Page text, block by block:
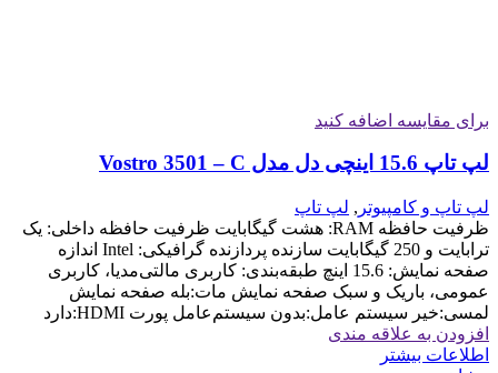
برای مقایسه اضافه کنید
لپ تاپ 15.6 اینچی دل مدل Vostro 3501 – C
لپ تاپ و کامپیوتر , لپ تاپ
ظرفیت حافظه RAM: هشت گیگابایت ظرفیت حافظه داخلی: یک
ترابایت و 250 گیگابایت سازنده پردازنده گرافیکی: Intel اندازه
صفحه نمایش: 15.6 اینچ طبقه‌بندی: کاربری مالتی‌مدیا، کاربری
عمومی، باریک و سبک صفحه نمایش مات:بله صفحه نمایش
لمسی:خیر سیستم عامل:بدون سیستم‌عامل پورت HDMI:دارد
افزودن به علاقه مندی
اطلاعات بیشتر